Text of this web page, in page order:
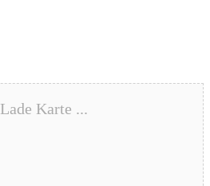
Lade Karte ...